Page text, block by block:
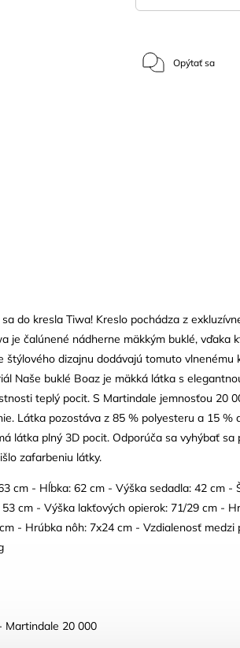
Opýtať sa
do kresla Tiwa! Kreslo pochádza z
je čalúnené nádherne mäkkým buklé, vďaka
štýlového dizajnu dodávajú tomuto vlnenému
Naše buklé Boaz je mäkká látka s
teplý pocit. S Martindale jemnosťou 20
Látka pozostáva z 85 % polyesteru a 15 %
látka plný 3D pocit. Odporúča sa vyhýbať sa
zafarbeniu látky.
cm - Hĺbka: 62 cm - Výška sedadla: 42 cm -
cm - Výška lakťových opierok: 71/29 cm -
- Hrúbka nôh: 7x24 cm - Vzdialenosť medzi
Martindale 20 000